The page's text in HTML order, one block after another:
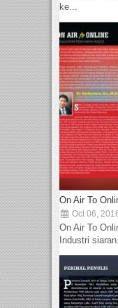
ke...
On Air To
Oct 06,
On Air To
Industri